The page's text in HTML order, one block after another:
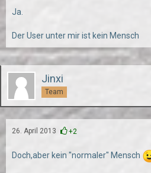
Ja.
Der User unter mir ist kein Mensch
Jinxi
Team
26. April 2013 +2
Doch,aber kein "normaler" Mensch